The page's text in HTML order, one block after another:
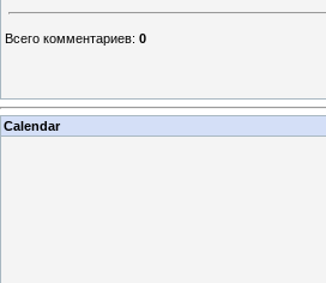
Всего комментариев: 0
Calendar